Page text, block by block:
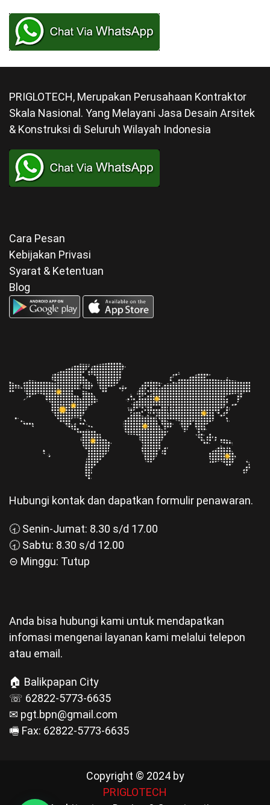
PRIGLOTECH, Merupakan Perusahaan Kontraktor
Skala Nasional. Yang Melayani Jasa Desain Arsitek
& Konstruksi di Seluruh Wilayah Indonesia
Cara Pesan
Kebijakan Privasi
Syarat & Ketentuan
Blog
Hubungi kontak dan dapatkan formulir penawaran.
🕣 Senin-Jumat: 8.30 s/d 17.00
🕣 Sabtu: 8.30 s/d 12.00
⊝ Minggu: Tutup
Anda bisa hubungi kami untuk mendapatkan
infomasi mengenai layanan kami melalui telepon
atau email.
🏠 Balikpapan City
☏ 62822-5773-6635
✉ pgt.bpn@gmail.com
🖷 Fax: 62822-5773-6635
Copyright © 2024 by
PRIGLOTECH